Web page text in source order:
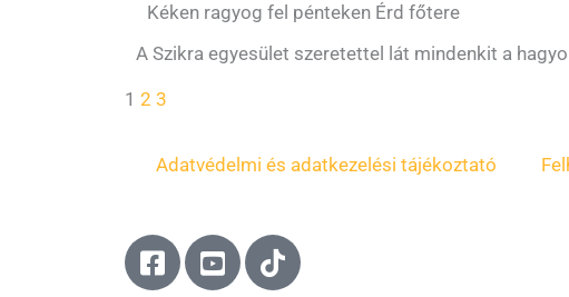
Kéken ragyog fel pénteken Érd főtere
A Szikra egyesület szeretettel lát mindenkit a
1 2 3
Adatvédelmi és adatkezelési tájékoztató
F
a
Y
o
T
i